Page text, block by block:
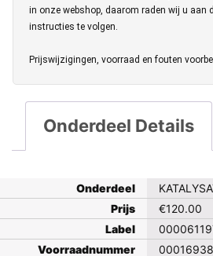
in onze webshop, daarom raden wij u aan
instructies te volgen.
Prijswijzigingen, voorraad en fouten
Onderdeel Details
Onderdeel
Prijs
€120.00
Label
Voorraadnummer
00016938